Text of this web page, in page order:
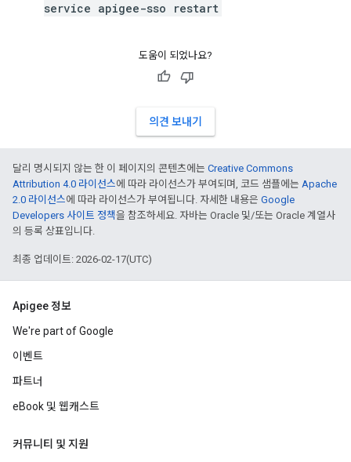
service apigee-sso restart
도움이 되었나요?
의견 보내기
달리 명시되지 않는 한 이 페이지의 콘텐츠에는 Creative Commons
Attribution 4.0 라이선스에 따라 라이선스가 부여되며, 코드 샘플에는 Apache
2.0 라이선스에 따라 라이선스가 부여됩니다. 자세한 내용은 Google
Developers 사이트 정책을 참조하세요. 자바는 Oracle 및/또는 Oracle 계열사
의 등록 상표입니다.
최종 업데이트: 2026-02-17(UTC)
Apigee 정보
We're part of Google
이벤트
파트너
eBook 및 웹캐스트
커뮤니티 및 지원